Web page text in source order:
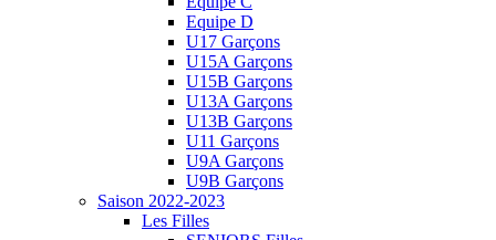
Equipe D
U17 Garçons
U15A Garçons
U15B Garçons
U13A Garçons
U13B Garçons
U11 Garçons
U9A Garçons
U9B Garçons
Saison 2022-2023
Les Filles